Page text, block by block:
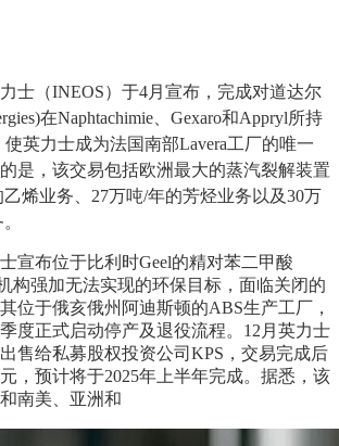
士（INEOS）于4月宣布，完成对道达尔
在Naphtachimie、Gexaro和Appryl所持
使英力士成为法国南部Lavera工厂的唯一
是，该交易包括欧洲最大的蒸汽裂解装置
烯业务、27万吨/年的芳烃业务以及30万
士宣布位于比利时Geel的精对苯二甲酸
构强加无法实现的环保目标， 面临关闭的
其位于俄亥俄州阿迪斯顿的ABS生产工厂，
度正式启动停产及退役流程。 12月 英力士
出售给私募股权投资公司 KPS，交易完成后
，预计将于2025年上半年完成。 据悉， 该
南美、亚洲和